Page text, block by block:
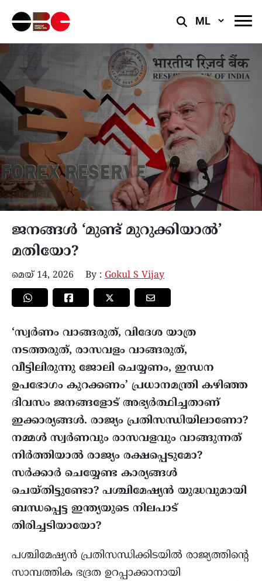
Select
ജനങ്ങൾ ‘മുണ്ട് മുറുക്കിയാൽ’
മതിയോ?
മെയ്‌ 14, 2026 By : Gokul S Vijay
‘സ്വർണം വാങ്ങരുത്, വിദേശ യാത്ര
നടത്തരുത്, രാസവളം വാങ്ങരുത്,
വീട്ടിലിരുന്നു ജോലി ചെയ്യണം, ഇന്ധന
ഉപഭോഗം കുറക്കണം’ പ്രധാനമന്ത്രി കഴിഞ്ഞ
ദിവസം ജനങ്ങളോട് അഭ്യർത്ഥിച്ചതാണ്
ഇക്കാര്യങ്ങൾ. രാജ്യം പ്രതിസന്ധിയിലാണോ?
നമ്മൾ സ്വർണവും രാസവളവും വാങ്ങുന്നത്
നിർത്തിയാൽ രാജ്യം രക്ഷപ്പെടുമോ?
സർക്കാർ ചെയ്യേണ്ട കാര്യങ്ങൾ
ചെയ്തിട്ടുണ്ടോ? പശ്ചിമേഷ്യൻ യുദ്ധവുമായി
ബന്ധപ്പെട്ട ഇന്ത്യയുടെ നിലപാട്
തിരിച്ചടിയായോ?
പശ്ചിമേഷ്യൻ പ്രതിസന്ധിക്കിടയിൽ രാജ്യത്തിന്റെ
സാമ്പത്തിക ഭദ്രത ഉറപ്പാക്കാനായി